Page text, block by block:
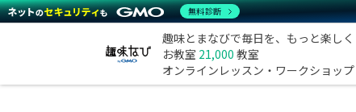
趣味とまなびで毎日を、もっと楽しく
お教室 21,000 教室
オンラインレッスン・ワークショップ
無料診断